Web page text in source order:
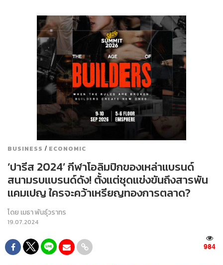
BUSINESS / ECONOMIC
‘ปารีส 2024’ กีฬาโอลิมปิกของเหล่าแบรนด์
สนามรบแบรนด์ดัง! ตั้งแต่ชุดแข่งขันถึงสารพัน
แคมเปญ ใครจะคว้าเหรียญทองการตลาด?
โดย เมธา พันธุ์วราทร
19.07.2024
984